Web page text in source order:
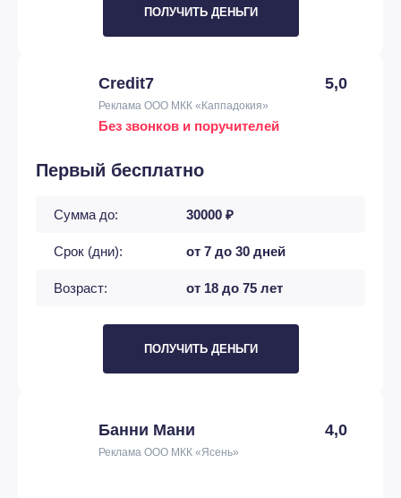
ПОЛУЧИТЬ ДЕНЬГИ
Credit7 5,0
Реклама ООО МКК «Каппадокия»
Без звонков и поручителей
Первый бесплатно
Сумма до: 30000 ₽
Срок (дни): от 7 до 30 дней
Возраст: от 18 до 75 лет
ПОЛУЧИТЬ ДЕНЬГИ
Банни Мани 4,0
Реклама ООО МКК «Ясень»